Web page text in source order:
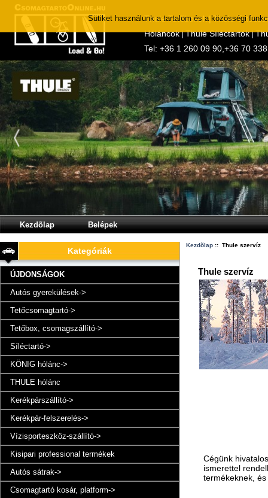
Thule Tetőboxok| Thule
Hóláncok|Thule Síléctartók|
Tel: +36 1 260 09 90 +36 70
Kezdõlap Belépek
Kategóriák
ÚJDONSÁGOK
Autós gyerekülések->
Tetőcsomagtartó->
Tetőbox, csomagszállító->
Síléctartó->
KÖNIG hólánc->
THULE hólánc
Kerékpárszállító->
Kerékpár-felszerelés->
Vízisporteszköz-szállító->
Kisipari professional termékek
Autós sátrak->
Csomagtartó kosár, platform->
Kezdõlap :: Thule szervíz
Thule szervíz
Cégünk
ismerettel
termékeknek,
Sütiket használunk a tartalom és a közösségi